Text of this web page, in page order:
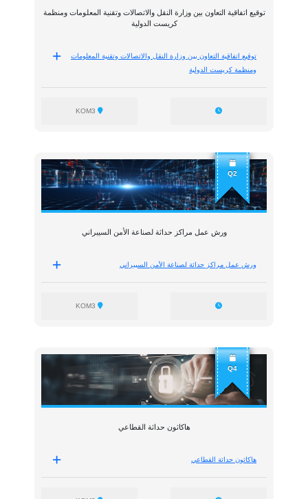
توقيع اتفاقية التعاون بين وزارة النقل والاتصالات وتقنية المعلومات ومنظمة
كريست الدولية
توقيع اتفاقية التعاون بين وزارة النقل والاتصالات وتقنية المعلومات
ومنظمة كريست الدولية
Q2
ورش عمل مراكز حداثة لصناعة الأمن السيبراني
ورش عمل مراكز حداثة لصناعة الأمن السيبراني
هاكاثون حداثة القطاعي
هاكاثون حداثة القطاعي